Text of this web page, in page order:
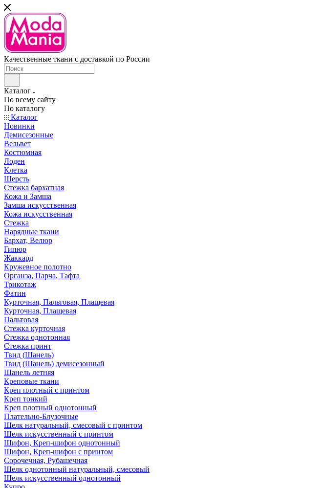
Качественные ткани с доставкой по России
Каталог
По всему сайту
По каталогу
Каталог
Новинки
Демисезонные
Вельвет
Костюмная
Лоден
Клетка
Шерсть
Стежка бархатная
Кожа и Замша
Замша искусственная
Кожа искусственная
Стежка
Нарядные ткани
Бархат, Велюр
Гипюр
Жаккард
Кружевное полотно
Органза, Парча, Тафта
Трикотаж
Фатин
Курточная, Пальтовая, Плащевая
Курточная, Плащевая
Пальтовая
Стежка курточная
Стежка однотонная
Стежка принт
Твид (Шанель)
Твид (Шанель) демисезонный
Шанель летняя
Креповые ткани
Креп плотный с принтом
Креп тонкий
Креп плотный однотонный
Плательно-Блузочные
Шелк натуральный, смесовый с принтом
Шелк искусственный с принтом
Шифон, Креп-шифон однотонный
Шифон, Креп-шифон с принтом
Сорочечная, Рубашечная
Шелк однотонный натуральный, смесовый
Шелк искусственный однотонный